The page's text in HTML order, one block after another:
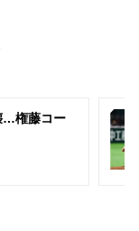
…権藤コー